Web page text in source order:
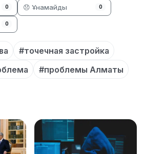
0 😞 Ұнамайды 0
0
#точечная застройка
#проблемы Алматы